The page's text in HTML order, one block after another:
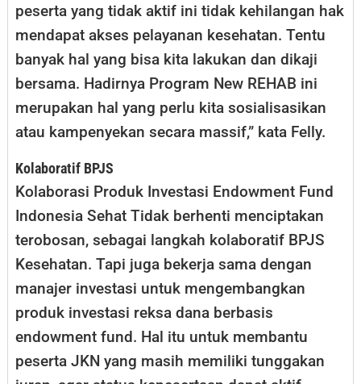
peserta yang tidak aktif ini tidak kehilangan hak
mendapat akses pelayanan kesehatan. Tentu
banyak hal yang bisa kita lakukan dan dikaji
bersama. Hadirnya Program New REHAB ini
merupakan hal yang perlu kita sosialisasikan
atau kampenyekan secara massif,” kata Felly.
Kolaboratif BPJS
Kolaborasi Produk Investasi Endowment Fund
Indonesia Sehat Tidak berhenti menciptakan
terobosan, sebagai langkah kolaboratif BPJS
Kesehatan. Tapi juga bekerja sama dengan
manajer investasi untuk mengembangkan
produk investasi reksa dana berbasis
endowment fund. Hal itu untuk membantu
peserta JKN yang masih memiliki tunggakan